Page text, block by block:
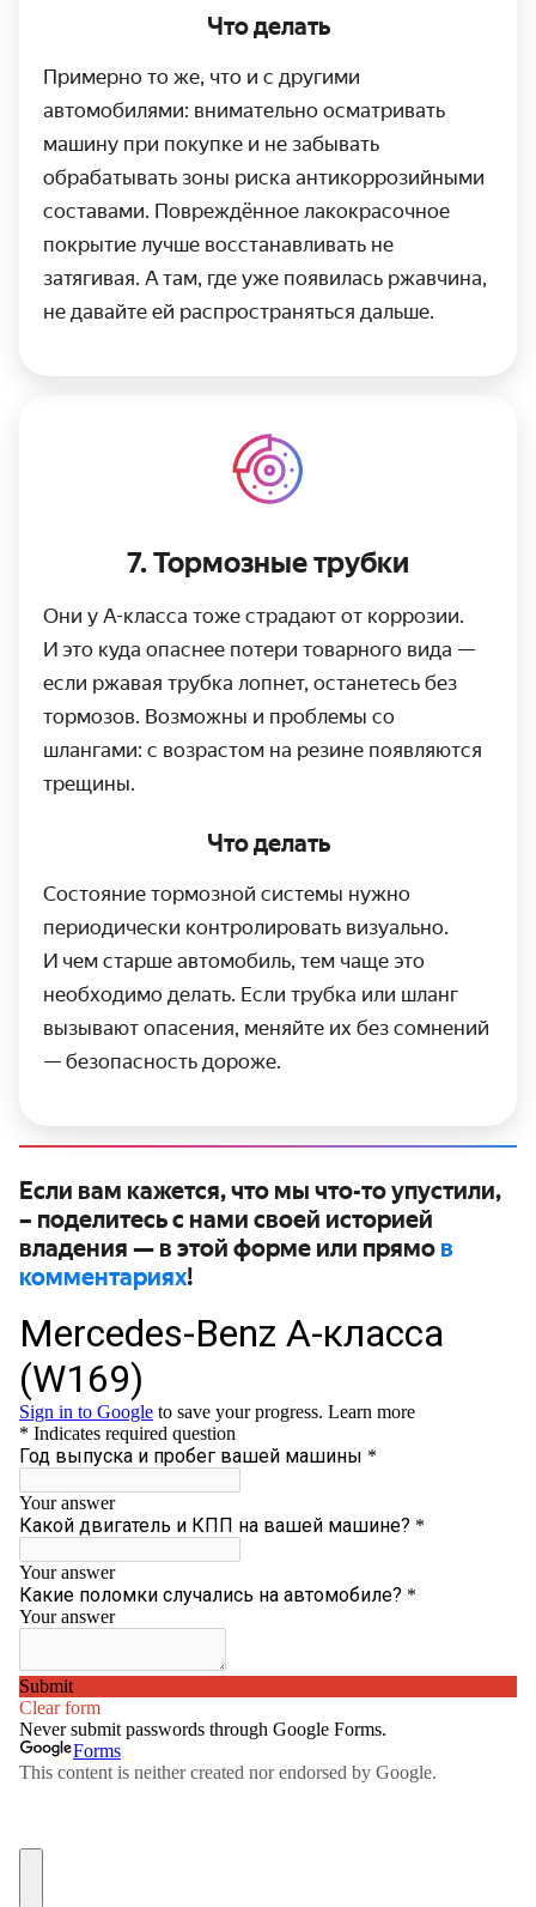
Что делать
Примерно то же, что и с другими
автомобилями: внимательно осматривать
машину при покупке и не забывать
обрабатывать зоны риска анти­коррозийными
составами. Повреждённое лако­красочное
покрытие лучше восстанав­ливать не
затягивая. А там, где уже появилась ржавчина,
не давайте ей распространяться дальше.
7. Тормозные трубки
Они у А-класса тоже страдают от коррозии.
И это куда опаснее потери товарного вида —
если ржавая трубка лопнет, останетесь без
тормозов. Возможны и проблемы со
шлангами: с возрастом на резине появляются
трещины.
Что делать
Состояние тормозной системы нужно
периодически контролировать визуально.
И чем старше автомобиль, тем чаще это
необходимо делать. Если трубка или шланг
вызывают опасения, меняйте их без сомнений
— безопасность дороже.
Если вам кажется, что мы что-то упустили,
– поделитесь с нами своей историей
владения — в этой форме или прямо в
комментариях!